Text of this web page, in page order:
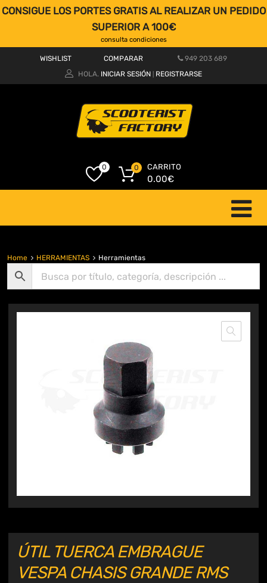
CONSIGUE LOS PORTES GRATIS AL REALIZAR UN PEDIDO
SUPERIOR A 100€
consulta condiciones
WISHLIST COMPARAR
949 203 689
HOLA. INICIAR SESIÓN REGISTRARSE
0 CARRITO
0.00€
0
Home HERRAMIENTAS Herramientas
ÚTIL TUERCA EMBRAGUE
VESPA CHASIS GRANDE RMS